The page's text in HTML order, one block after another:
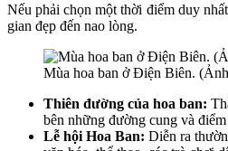
Nếu phải chọn một thời điểm duy
gian đẹp đến nao lòng.
Mùa hoa ban ở Điện Biên.
Thiên đường của hoa ban:
bên những đường cung và
Lễ hội Hoa Ban: Diễn ra